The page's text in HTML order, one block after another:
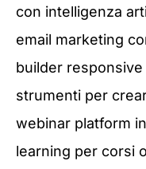
con intelligenza
email marketing
builder
strumenti per
webinar platform
learning per corsi